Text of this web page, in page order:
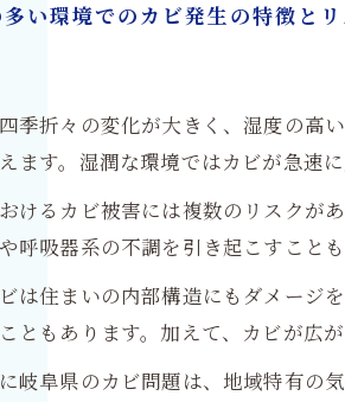
い環境でのカビ発生の特徴とリ
季折々の変化が大きく、湿度の高
ます。湿潤な環境ではカビが急速
けるカビ被害には複数のリスクが
呼吸器系の不調を引き起こすこと
は住まいの内部構造にもダメージ
ともあります。加えて、カビが広
岐阜県のカビ問題は、地域特有の